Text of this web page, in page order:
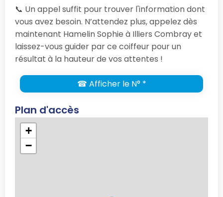
📞 Un appel suffit pour trouver l'information dont
vous avez besoin. N’attendez plus, appelez dès
maintenant Hamelin Sophie à Illiers Combray et
laissez-vous guider par ce coiffeur pour un
résultat à la hauteur de vos attentes !
☎ Afficher le N° *
Plan d'accès
+
−